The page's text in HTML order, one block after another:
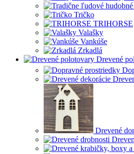
Tričko
TRIHORSE
Valašky
Vankúše
Zrkadlá
Drevené
Drevené